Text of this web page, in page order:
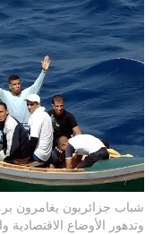
شباب جزائريون يغامرون
وتدهور الأوضاع الاقتصادية